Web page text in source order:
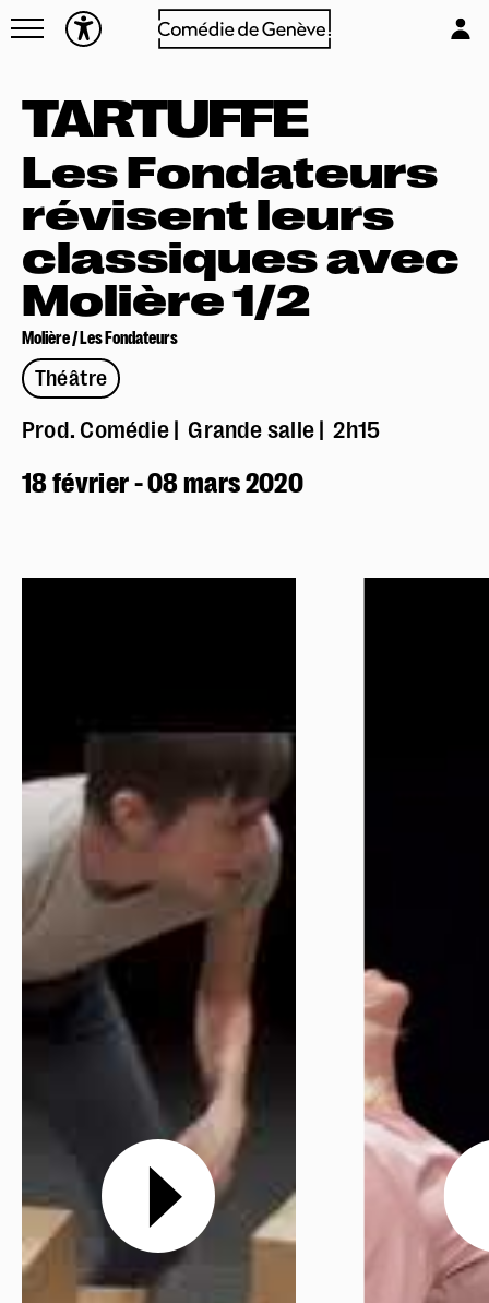
Navettes
Foire aux questions
L'équipe
Partenaires
Louer la Comédie
Technique
Réserver en ligne
Mon compte
Votre venue
Newsletter
TARTUFFE
Les Fondateurs
révisent leurs
classiques avec
Molière 1/2
Molière / Les Fondateurs
Théâtre
Prod. Comédie Grande salle 2h15
18 février - 08 mars 2020